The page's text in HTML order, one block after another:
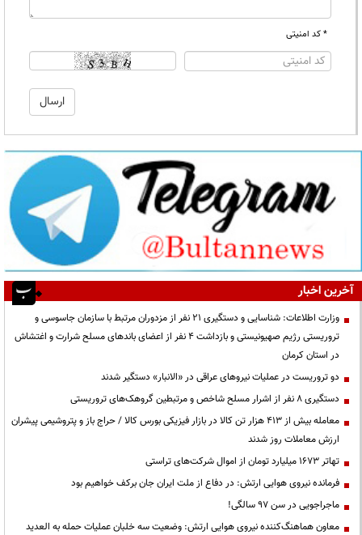
* کد امنیتی
آخرین اخبار
وزارت اطلاعات: شناسایی و دستگیری ۲۱ نفر از مزدوران مرتبط با سازمان جاسوسی و
تروریستی رژیم صهیونیستی و بازداشت ۴ نفر از اعضای باندهای مسلح شرارت و اغتشاش
در استان کرمان
دو تروریست در عملیات نیروهای عراقی در «الانبار» دستگیر شدند
دستگیری ۸ نفر از اشرار مسلح شاخص و مرتبطین گروهک‌های تروریستی
معامله بیش از ۴۱۳ هزار تن کالا در بازار فیزیکی بورس کالا / حراج باز و پتروشیمی پیشران
ارزش معاملات روز شدند
تهاتر ۱۶۷۳ میلیارد تومان از اموال شرکت‌های تراستی
فرمانده نیروی هوایی ارتش: در دفاع از ملت ایران جان برکف خواهیم بود
ماجراجویی در سن ۹۷ سالگی!
معاون هماهنگ‌کننده نیروی هوایی ارتش: وضعیت سه خلبان عملیات حمله به العدید